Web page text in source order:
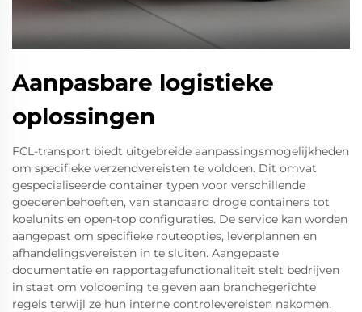
Aanpasbare logistieke
oplossingen
FCL-transport biedt uitgebreide aanpassingsmogelijkheden
om specifieke verzendvereisten te voldoen. Dit omvat
gespecialiseerde container typen voor verschillende
goederenbehoeften, van standaard droge containers tot
koelunits en open-top configuraties. De service kan worden
aangepast om specifieke routeopties, leverplannen en
afhandelingsvereisten in te sluiten. Aangepaste
documentatie en rapportagefunctionaliteit stelt bedrijven
in staat om voldoening te geven aan branchegerichte
regels terwijl ze hun interne controlevereisten nakomen.